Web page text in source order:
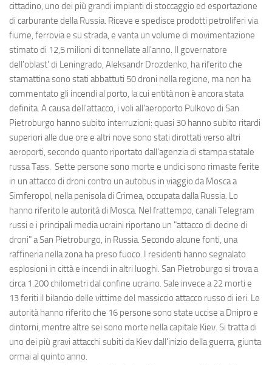
cittadino, uno dei più grandi impianti di stoccaggio ed esportazione
di carburante della Russia. Riceve e spedisce prodotti petroliferi via
fiume, ferrovia e su strada, e vanta un volume di movimentazione
stimato di 12,5 milioni di tonnellate all'anno. Il governatore
dell'oblast' di Leningrado, Aleksandr Drozdenko, ha riferito che
stamattina sono stati abbattuti 50 droni nella regione, ma non ha
commentato gli incendi al porto, la cui entità non è ancora stata
definita. A causa dell'attacco, i voli all'aeroporto Pulkovo di San
Pietroburgo hanno subito interruzioni: quasi 30 hanno subito ritardi
superiori alle due ore e altri nove sono stati dirottati verso altri
aeroporti, secondo quanto riportato dall'agenzia di stampa statale
russa Tass. Sette persone sono morte e undici sono rimaste ferite
in un attacco di droni contro un autobus in viaggio da Mosca a
Simferopol, nella penisola di Crimea, occupata dalla Russia. Lo
hanno riferito le autorità di Mosca. Nel frattempo, canali Telegram
russi e i principali media ucraini riportano un "attacco di decine di
droni" a San Pietroburgo, in Russia. Secondo alcune fonti, una
raffineria nella zona ha preso fuoco. I residenti hanno segnalato
esplosioni in città e incendi in altri luoghi. San Pietroburgo si trova a
circa 1.200 chilometri dal confine ucraino. Sale invece a 22 morti e
13 feriti il bilancio delle vittime del massiccio attacco russo di ieri. Le
autorità hanno riferito che 16 persone sono state uccise a Dnipro e
dintorni, mentre altre sei sono morte nella capitale Kiev. Si tratta di
uno dei più gravi attacchi subiti da Kiev dall'inizio della guerra, giunta
ormai al quinto anno.